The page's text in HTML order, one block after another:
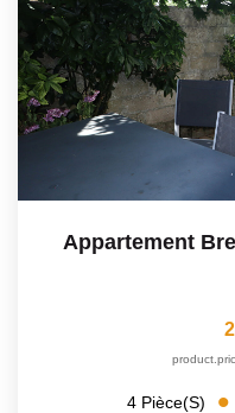
Appartement
4 Pièce(s)